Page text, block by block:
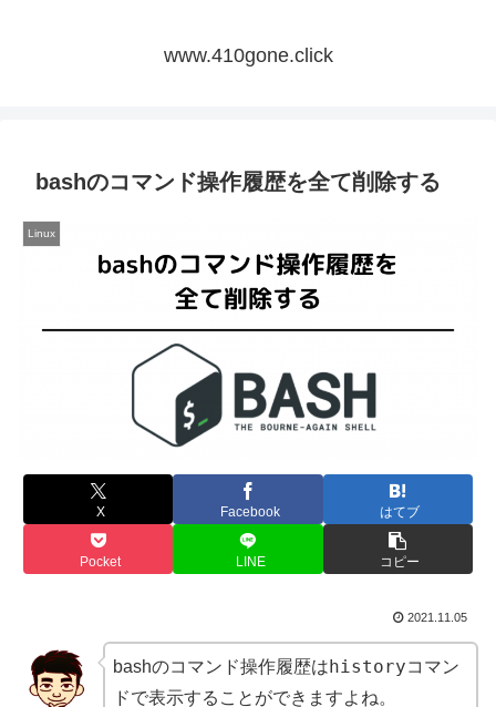
www.410gone.click
bashのコマンド操作履歴を全て削除する
Linux
X Facebook はてブ
Pocket LINE コピー
2021.11.05
bashのコマンド操作履歴はhistoryコマン
ドで表示することができますよね。